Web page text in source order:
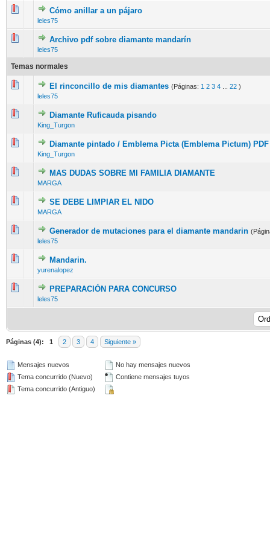
Cómo anillar a un pájaro
leles75
10 voto(s) - Media 2.3 de 5
1 2345
Archivo pdf sobre diamante mandarín
leles75
16 voto(s) - Media 2.75 de 5
1 2345
Temas normales
El rinconcillo de mis diamantes (Páginas: 1 2 3 4 22 )
leles75
13 voto(s) - Media 2.92 de 5
123 45
Diamante Ruficauda pisando
King_Turgon
11 voto(s) - Media 2.27 de 5
12345
Diamante pintado / Emblema Picta (Emblema Pictum) PDF
King_Turgon
8 voto(s) - Media 2.5 de 5
12345
MAS DUDAS SOBRE MI FAMILIA DIAMANTE
MARGA
9 voto(s) - Media 2.78 de 5
123 45
SE DEBE LIMPIAR EL NIDO
MARGA
13 voto(s) - Media 2.38 de 5
1234 5
Generador de mutaciones para el diamante mandarin
leles75
12 voto(s) - Media 2.33 de 5
12345
Mandarin.
yurenalopez
10 voto(s) - Media 2.6 de 5
PREPARACIÓN PARA CONCURSO
leles75
12 voto(s) - Media 2.42 de 5
12345
Páginas (4): 1 2 3 4 Siguiente »
Mensajes nuevos
Tema concurrido (Nuevo)
Tema concurrido (Antiguo)
No hay mensajes nuevos
Contiene mensajes tuyos